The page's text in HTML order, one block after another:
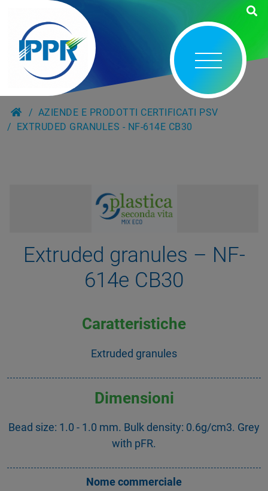
AZIENDE E PRODOTTI CERTIFICATI PSV
EXTRUDED GRANULES - NF-614E CB30
Extruded granules – NF-
614e CB30
Caratteristiche
Extruded granules
Dimensioni
Bead size: 1.0 - 1.0 mm. Bulk density: 0.6g/cm3. Grey
with pFR.
Nome commerciale